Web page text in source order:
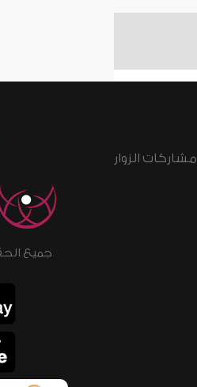
مشاركات الزوار